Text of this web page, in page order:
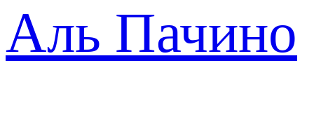
Аль Пачино